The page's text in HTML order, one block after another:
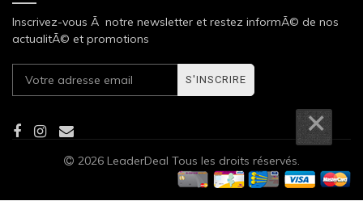
Inscrivez-vous Ã notre newsletter et restez informÃ© de nos
actualitÃ© et promotions
S'INSCRIRE
2026 LeaderDeal Tous les droits réservés.